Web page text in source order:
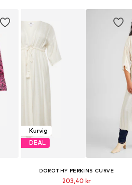
Kurvig
DEAL
DOROTHY PERKINS CURVE
203,40 kr